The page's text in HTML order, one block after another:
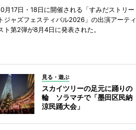
月17日・18日に開催される「すみだストリー
トジャズフェスティバル2026」の出演アーティ
ト第2弾が8月4日に発表された。
見る・遊ぶ
スカイツリーの足元に踊りの
輪 ソラマチで「墨田区民納
涼民踊大会」